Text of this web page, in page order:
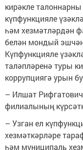
кирәкле
күпфункцияле
һәм хезмәтләрдән
белән мондый
Күпфункцияле
таләпләренә туры
коррупциягә урын
– Илшат
филиалының
– Узган ел
хезмәткәрләре
һәм муниципаль